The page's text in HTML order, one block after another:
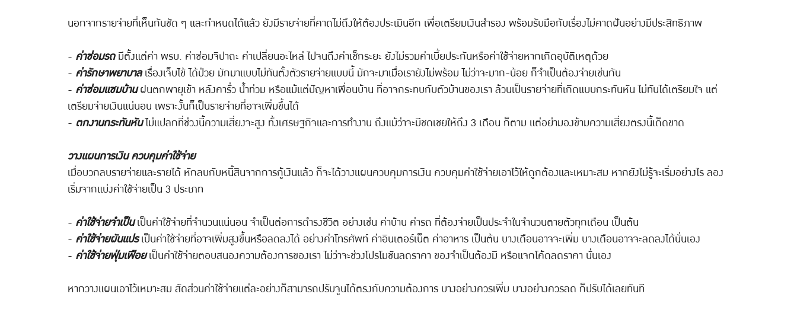
นอกจากรายจ่ายที่เห็นกันชัด ๆ และกำหนดได้แล้ว ยังมีรายจ่ายที่คาดไม่ถึงให้ต้องประเมินอีก เพื่อเตรียมเงินสำรอง พร้อมรับมือกับเรื่องไม่คาดฝันอย่างมีประสิทธิภาพ
- ค่าซ่อมรถมีตั้งแต่ค่า พรบ. ค่าซ่อมจิปาถะ ค่าเปลี่ยนอะไหล่ ไปจนถึงค่าเช็กระยะ ยังไม่รวมค่าเบี้ยประกันหรือค่าใช้จ่ายหากเกิดอุบัติเหตุด้วย
- ค่ารักษาพยาบาลเรื่องเจ็บไข้ ได้ป่วย มักมาแบบไม่ทันตั้งตัวรายจ่ายแบบนี้ มักจะมาเมื่อเรายังไม่พร้อม ไม่ว่าจะมาก-น้อย ก็จำเป็นต้องจ่ายเช่นกัน
- ค่าซ่อมแซมบ้านฝนตกพายุเข้า หลังคารั่ว น้ำท่วม หรือแม้แต่ปัญหาเพื่อนบ้าน ที่อาจกระทบกับตัวบ้านของเรา ล้วนเป็นรายจ่ายที่เกิดแบบกระทันหัน ไม่ทันได้เตรียมใจ แต่
เตรียมจ่ายเงินแน่นอน เพราะงั้นก็เป็นรายจ่ายที่อาจเพิ่มขึ้นได้
- ตกงานกระทันหันไม่แปลกที่ช่วงนี้ความเสี่ยงจะสูง ทั้งเศรษฐกิจและการทำงาน ถึงแม้ว่าจะมีชดเชยให้ถึง 3 เดือน ก็ตาม แต่อย่ามองข้ามความเสี่ยงตรงนี้เด็ดขาด
วางแผนการเงิน ควบคุมค่าใช้จ่าย
เมื่อบวกลบรายจ่ายและรายได้ หักลบกับหนี้สินจากการกู้เงินแล้ว ก็จะได้วางแผนควบคุมการเงิน ควบคุมค่าใช้จ่ายเอาไว้ให้ถูกต้องและเหมาะสม หากยังไม่รู้จะเริ่มอย่างไร ลอง
เริ่มจากแบ่งค่าใช้จ่ายเป็น 3 ประเภท
- ค่าใช้จ่ายจำเป็นเป็นค่าใช้จ่ายที่จำนวนแน่นอน จำเป็นต่อการดำรงชีวิต อย่างเช่น ค่าบ้าน ค่ารถ ที่ต้องจ่ายเป็นประจำในจำนวนตายตัวทุกเดือน เป็นต้น
- ค่าใช้จ่ายผันแปรเป็นค่าใช้จ่ายที่อาจเพิ่มสูงขึ้นหรือลดลงได้ อย่างค่าโทรศัพท์ ค่าอินเตอร์เน็ต ค่าอาหาร เป็นต้น บางเดือนอาจจะเพิ่ม บางเดือนอาจจะลดลงได้นั่นเอง
- ค่าใช้จ่ายฟุ่มเฟือยเป็นค่าใช้จ่ายตอบสนองความต้องการของเรา ไม่ว่าจะช่วงโปรโมชันลดราคา ของจำเป็นต้องมี หรือแจกโค้ดลดราคา นั่นเอง
หากวางแผนเอาไว้เหมาะสม สัดส่วนค่าใช้จ่ายแต่ละอย่างก็สามารถปรับจูนได้ตรงกับความต้องการ บางอย่างควรเพิ่ม บางอย่างควรลด ก็ปรับได้เลยทันที